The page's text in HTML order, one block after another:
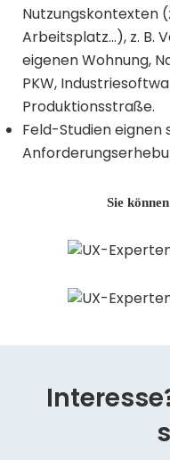
Nutzungskontexten
Arbeitsplatz…), z. B.
eigenen Wohnung,
PKW,
Produktionsstraße.
Feld-Studien eignen
Sie